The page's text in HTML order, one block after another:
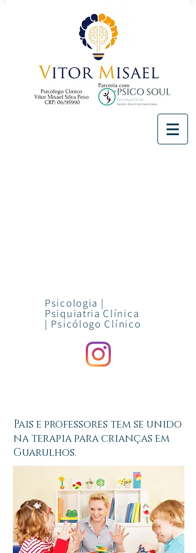
Psicologia |
Psiquiatria Clínica
| Psicólogo Clínico
Pais e professores tem se unido
na terapia para crianças em
Guarulhos.